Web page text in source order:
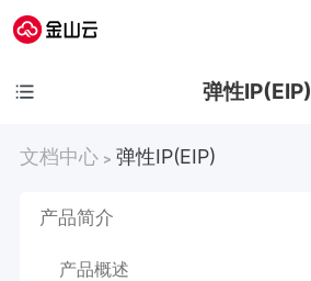
弹性IP(EIP)
文档中心 > 弹性IP(EIP)
产品简介
产品概述